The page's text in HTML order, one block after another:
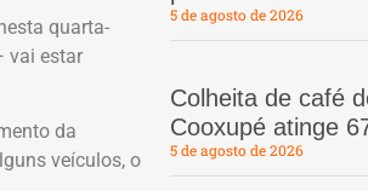
quarta-
vai estar
da
veículos, o
5 de agosto de 2026
Colheita de café
Cooxupé atinge
5 de agosto de 2026